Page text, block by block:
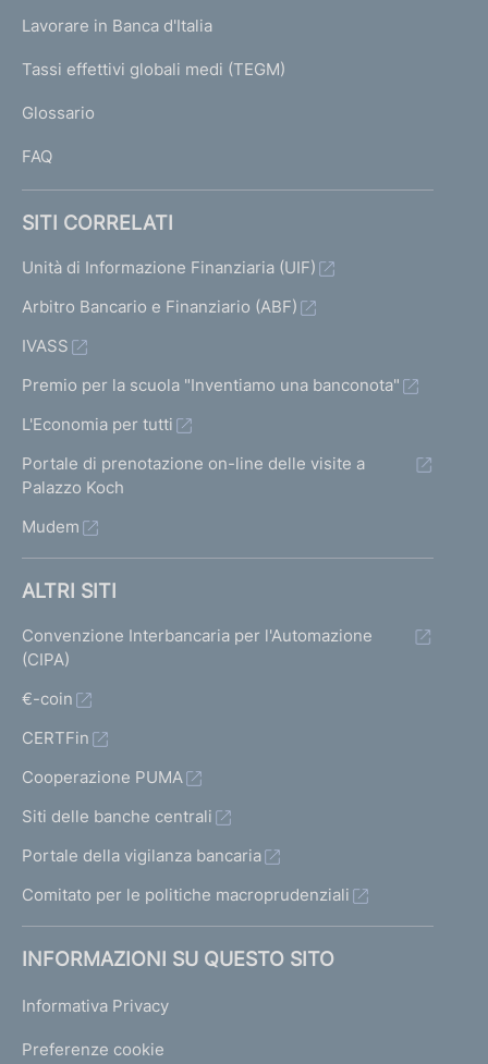
g
T
I
I
Lavorare in Banca d'Italia
Tassi effettivi globali medi (TEGM)
Glossario
FAQ
SITI CORRELATI
Unità di Informazione Finanziaria (UIF)
Arbitro Bancario e Finanziario (ABF)
IVASS
Premio per la scuola "Inventiamo una banconota"
L'Economia per tutti
Portale di prenotazione on-line delle visite a
Palazzo Koch
Mudem
ALTRI SITI
Convenzione Interbancaria per l'Automazione
(CIPA)
€-coin
CERTFin
Cooperazione PUMA
Siti delle banche centrali
Portale della vigilanza bancaria
Comitato per le politiche macroprudenziali
INFORMAZIONI SU QUESTO SITO
Informativa Privacy
Preferenze cookie